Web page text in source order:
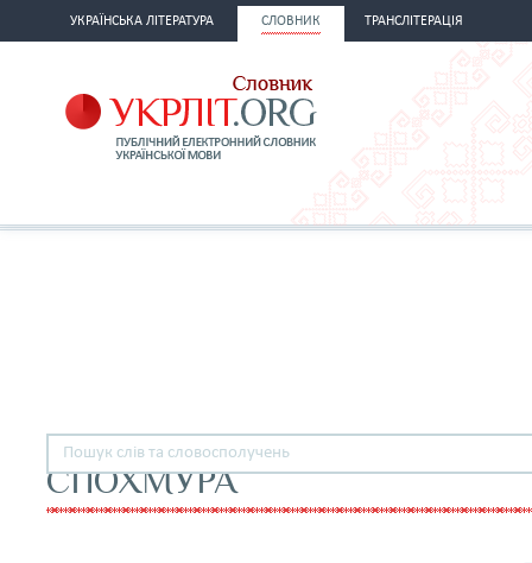
УКРАЇНСЬКА ЛІТЕРАТУРА СЛОВНИК ТРАНСЛІТЕРАЦІЯ
СПОХМУРА